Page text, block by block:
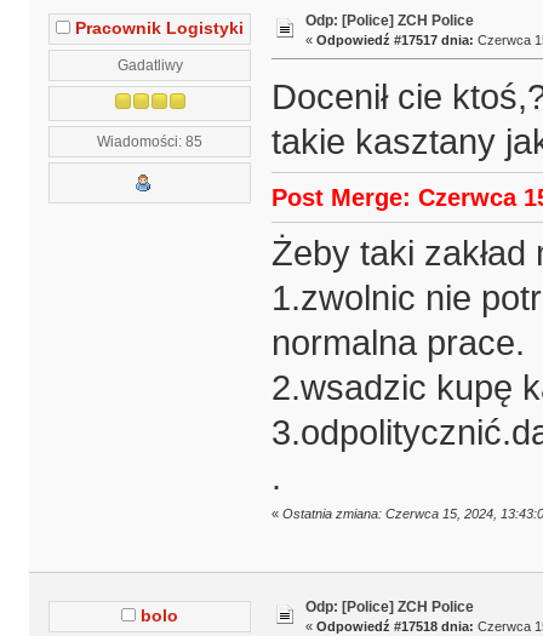
Pracownik Logistyki
Gadatliwy
Wiadomości: 85
Odp: [Police] ZCH Police
« Odpowiedź #17517 dnia: Czerwca
Docenił cie
takie kasztany
Post Merge: Czerwca
Żeby taki zakład
1.zwolnic nie
normalna prace.
2.wsadzic kupę
.
« Ostatnia zmiana: Czerwca 15, 2024,
bolo Odp: [Police] ZCH Police
« Odpowiedź #17518 dnia: Czerwca